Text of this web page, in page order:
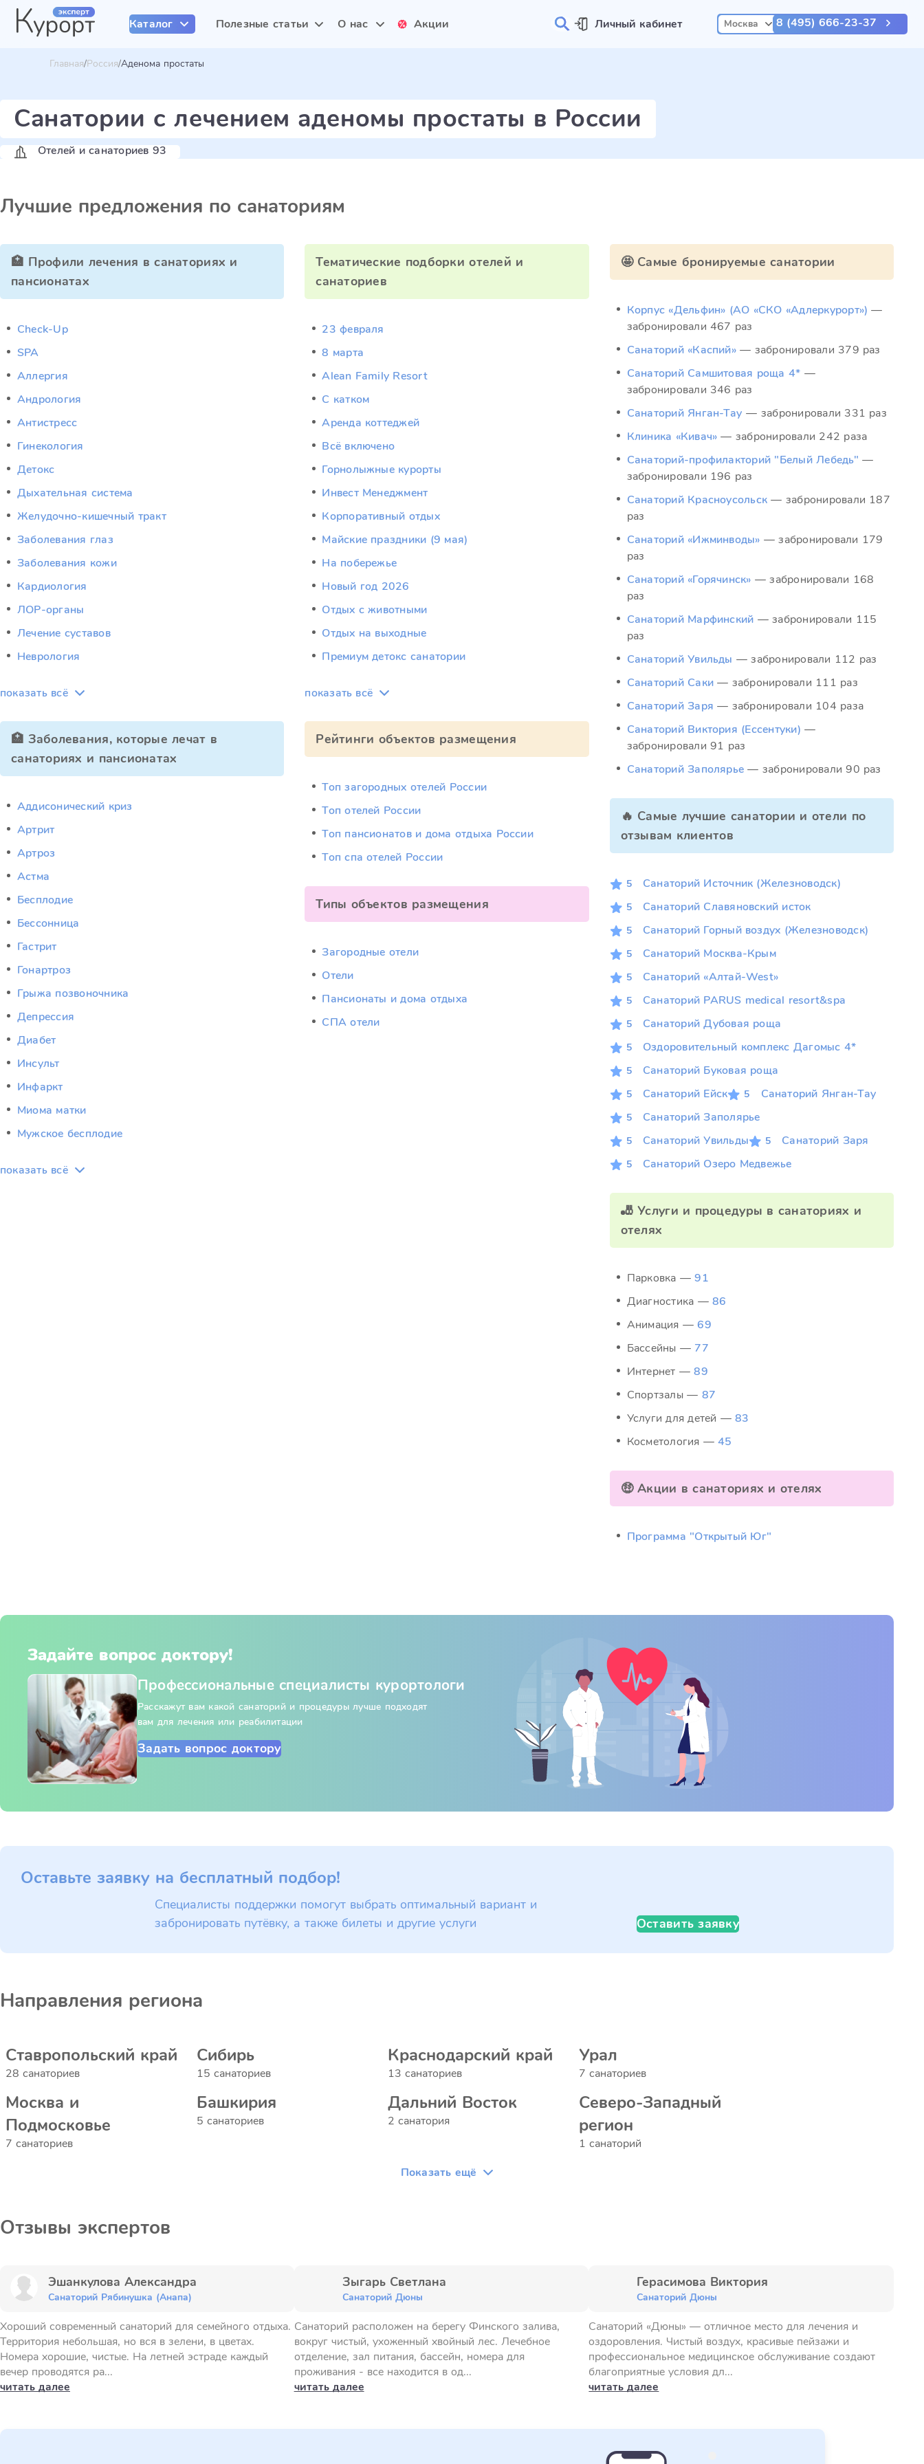
Каталог Полезные статьи О нас Акции Личный кабинет Москва 8 (495) 666-23-37
Главная Россия Аденома простаты
Санатории с лечением аденомы простаты в России
Отелей и санаториев 93
Лучшие предложения по санаториям
🏥 Профили лечения в санаториях и
пансионатах
Check-Up
SPA
Аллергия
Андрология
Антистресс
Гинекология
Детокс
Дыхательная система
Желудочно-кишечный тракт
Заболевания глаз
Заболевания кожи
Кардиология
ЛОР-органы
Лечение суставов
Неврология
показать всё
🏥 Заболевания, которые лечат в
санаториях и пансионатах
Аддисонический криз
Артрит
Артроз
Астма
Бесплодие
Бессонница
Гастрит
Гонартроз
Грыжа позвоночника
Депрессия
Диабет
Инсульт
Инфаркт
Миома матки
Мужское бесплодие
показать всё
Тематические подборки отелей и
санаториев
23 февраля
8 марта
Alean Family Resort
C катком
Аренда коттеджей
Всё включено
Горнолыжные курорты
Инвест Менеджмент
Корпоративный отдых
Майские праздники (9 мая)
На побережье
Новый год 2026
Отдых c животными
Отдых на выходные
Премиум детокс санатории
показать всё
Рейтинги объектов размещения
Топ загородных отелей России
Топ отелей России
Топ пансионатов и дома отдыха России
Топ спа отелей России
Типы объектов размещения
Загородные отели
Отели
Пансионаты и дома отдыха
СПА отели
🤩 Самые бронируемые санатории
Корпус «Дельфин» (АО «СКО «Адлеркурорт») —
забронировали 467 раз
Санаторий «Каспий» — забронировали 379 раз
Санаторий Самшитовая роща 4* —
забронировали 346 раз
Санаторий Янган-Тау — забронировали 331 раз
Клиника «Кивач» — забронировали 242 раза
Санаторий-профилакторий "Белый Лебедь" —
забронировали 196 раз
Санаторий Красноусольск — забронировали 187
раз
Санаторий «Ижминводы» — забронировали 179
раз
Санаторий «Горячинск» — забронировали 168
раз
Санаторий Марфинский — забронировали 115
раз
Санаторий Увильды — забронировали 112 раз
Санаторий Саки — забронировали 111 раз
Санаторий Заря — забронировали 104 раза
Санаторий Виктория (Ессентуки) —
забронировали 91 раз
Санаторий Заполярье — забронировали 90 раз
🔥 Самые лучшие санатории и отели по
отзывам клиентов
5 Санаторий Источник (Железноводск)
5 Санаторий Славяновский исток
5 Санаторий Горный воздух (Железноводск)
5 Санаторий Москва-Крым
5 Санаторий «Алтай-West»
5 Санаторий PARUS medical resort&spa
5 Санаторий Дубовая роща
5 Оздоровительный комплекс Дагомыс 4*
5 Санаторий Буковая роща
5 Санаторий Ейск 5 Санаторий Янган-Тау
5 Санаторий Заполярье
5 Санаторий Увильды 5 Санаторий Заря
5 Санаторий Озеро Медвежье
🎳 Услуги и процедуры в санаториях и
отелях
Парковка —91
Диагностика —86
Анимация —69
Бассейны — 77
Интернет —89
Спортзалы — 87
Услуги для детей —83
Косметология —45
🤑 Акции в санаториях и отелях
Программа "Открытый Юг"
Задайте вопрос доктору!
Профессиональные специалисты курортологи
Расскажут вам какой санаторий и процедуры лучше подходят
вам для лечения или реабилитации
Задать вопрос доктору
Оставьте заявку на бесплатный подбор!
Специалисты поддержки помогут выбрать оптимальный вариант и
забронировать путёвку, а также билеты и другие услуги
Оставить заявку
Направления региона
Ставропольский край
28 санаториев
Сибирь
15 санаториев
Краснодарский край
13 санаториев
Урал
7 санаториев
Москва и
Подмосковье
7 санаториев
Башкирия
5 санаториев
Дальний Восток
2 санатория
Северо-Западный
регион
1 санаторий
Показать ещё
Отзывы экспертов
Эшанкулова Александра
Санаторий Рябинушка (Анапа)
Хороший современный санаторий для семейного отдыха.
Территория небольшая, но вся в зелени, в цветах.
Номера хорошие, чистые. На летней эстраде каждый
вечер проводятся ра...
читать далее
Зыгарь Светлана
Санаторий Дюны
Санаторий расположен на берегу Финского залива,
вокруг чистый, ухоженный хвойный лес. Лечебное
отделение, зал питания, бассейн, номера для
проживания - все находится в од...
читать далее
Герасимова Виктория
Санаторий Дюны
Санаторий «Дюны» — отличное место для лечения и
оздоровления. Чистый воздух, красивые пейзажи и
профессиональное медицинское обслуживание создают
благоприятные условия дл...
читать далее